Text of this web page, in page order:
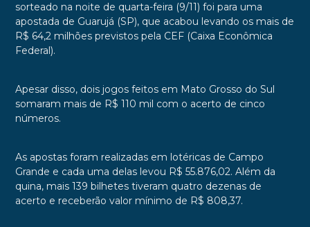
sorteado na noite de quarta-feira (9/11) foi para uma
apostada de Guarujá (SP), que acabou levando os mais de
R$ 64,2 milhões previstos pela CEF (Caixa Econômica
Federal).
Apesar disso, dois jogos feitos em Mato Grosso do Sul
somaram mais de R$ 110 mil com o acerto de cinco
números.
As apostas foram realizadas em lotéricas de Campo
Grande e cada uma delas levou R$ 55.876,02. Além da
quina, mais 139 bilhetes tiveram quatro dezenas de
acerto e receberão valor mínimo de R$ 808,37.